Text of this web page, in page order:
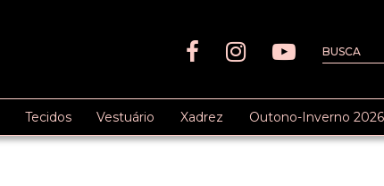
Tecidos Vestuário Xadrez Outono-Inverno 2026